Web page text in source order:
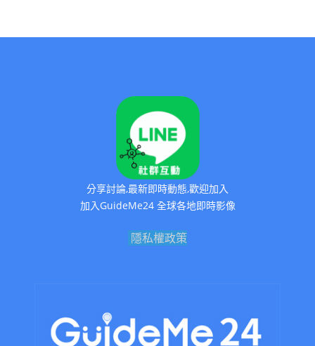
分享討論,最新即時動態,歡迎加入
加入GuideMe24 全球各地即時影像
隱私權政策